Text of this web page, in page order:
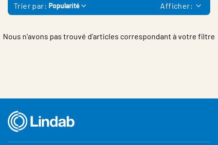
Trier par: Popularité Afficher:
Nous n'avons pas trouvé d'articles correspondant à votre filtre